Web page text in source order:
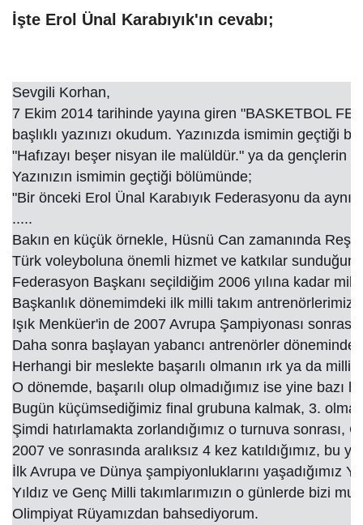
İşte Erol Ünal Karabıyık'ın cevabı;
Sevgili Korhan,
7 Ekim 2014 tarihinde yayına giren "BASKETBOL
başlıklı yazınızı okudum. Yazınızda ismimin
"Hafızayı beşer nisyan ile malüldür." ya da gençlerin
Yazınızın ismimin geçtiği bölümünde;
"Bir önceki Erol Ünal Karabıyık Federasyonu da
.....
Bakın en küçük örnekle, Hüsnü Can zamanında
Türk voleyboluna önemli hizmet ve katkılar
Federasyon Başkanı seçildiğim 2006 yılına kadar
Başkanlık dönemimdeki ilk milli takım
Işık Menküer'in de 2007 Avrupa Şampiyonası sonrası
Daha sonra başlayan yabancı antrenörler
Herhangi bir meslekte başarılı olmanın ırk ya da
O dönemde, başarılı olup olmadığımız ise yine bazı
Bugün küçümsediğimiz final grubuna kalmak, 3.
Şimdi hatırlamakta zorlandığımız o turnuva
2007 ve sonrasında aralıksız 4 kez katıldığımız,
İlk Avrupa ve Dünya şampiyonluklarını yaşadığımız
Yıldız ve Genç Milli takımlarımızın o günlerde bizi
Olimpiyat Rüyamızdan bahsediyorum.